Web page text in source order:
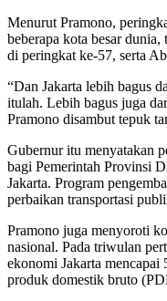
Menurut Pramono,
beberapa kota besar
di peringkat ke-57, serta
“Dan Jakarta lebih bagus
itulah. Lebih bagus juga
Pramono disambut tepuk
Gubernur itu menyatakan
bagi Pemerintah Provinsi
Jakarta. Program
perbaikan transportasi
Pramono juga menyoroti
nasional. Pada triwulan
ekonomi Jakarta mencapai
produk domestik bruto